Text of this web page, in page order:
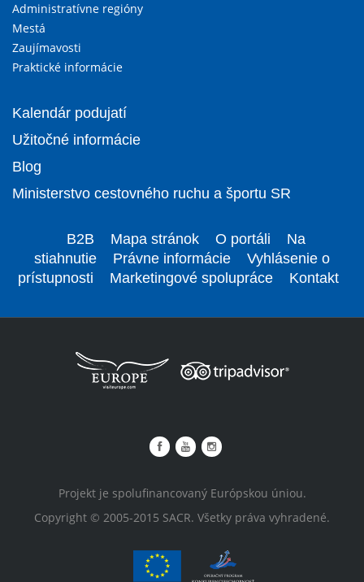
Administratívne regióny
Mestá
Zaujímavosti
Praktické informácie
Kalendár podujatí
Užitočné informácie
Blog
Ministerstvo cestovného ruchu a športu SR
B2B Mapa stránok O portáli
Na
stiahnutie
Právne informácie
Vyhlásenie o
prístupnosti
Marketingové spolupráce Kontakt
Projekt je spolufinancovaný Európskou úniou.
Copyright © 2005-2015 SACR. Všetky práva vyhradené.